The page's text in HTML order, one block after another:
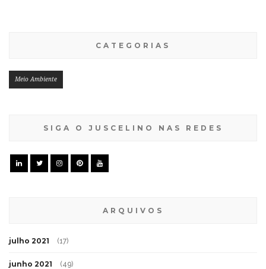
CATEGORIAS
Meio Ambiente
SIGA O JUSCELINO NAS REDES
ARQUIVOS
julho 2021 (17)
junho 2021 (49)